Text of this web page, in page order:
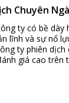
Chuyên
ty có bề
lĩnh và sự nổ
ty phiên
giá cao trên